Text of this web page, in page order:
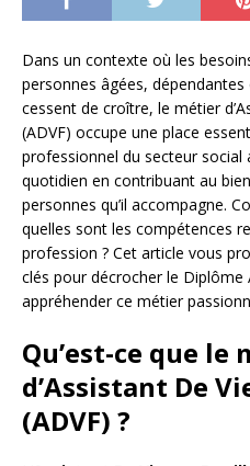
Dans un contexte où les
personnes âgées,
cessent de croître, le métier
(ADVF) occupe une place
professionnel du secteur social
quotidien en contribuant au
personnes qu’il accompagne.
quelles sont les compétences
profession ? Cet article vous
clés pour décrocher le Diplôme
appréhender ce métier
Qu’est-ce que le
d’Assistant De
(ADVF) ?